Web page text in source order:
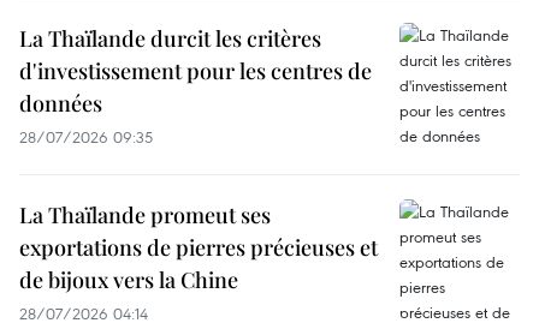
La Thaïlande durcit les critères
d'investissement pour les centres de
données
28/07/2026 09:35
La Thaïlande promeut ses
exportations de pierres précieuses et
de bijoux vers la Chine
28/07/2026 04:14